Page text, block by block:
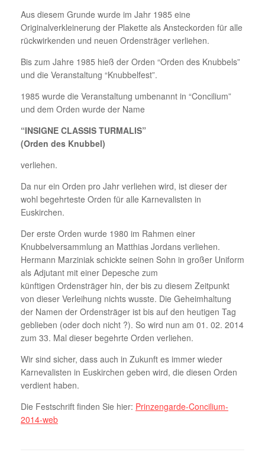
Aus diesem Grunde wurde im Jahr 1985 eine
Originalverkleinerung der Plakette als Ansteckorden für alle
rückwirkenden und neuen Ordensträger verliehen.
Bis zum Jahre 1985 hieß der Orden “Orden des Knubbels”
und die Veranstaltung “Knubbelfest”.
1985 wurde die Veranstaltung umbenannt in “Concilium”
und dem Orden wurde der Name
“INSIGNE CLASSIS TURMALIS”
(Orden des Knubbel)
verliehen.
Da nur ein Orden pro Jahr verliehen wird, ist dieser der
wohl begehrteste Orden für alle Karnevalisten in
Euskirchen.
Der erste Orden wurde 1980 im Rahmen einer
Knubbelversammlung an Matthias Jordans verliehen.
Hermann Marziniak schickte seinen Sohn in großer Uniform
als Adjutant mit einer Depesche zum
künftigen Ordensträger hin, der bis zu diesem Zeitpunkt
von dieser Verleihung nichts wusste. Die Geheimhaltung
der Namen der Ordensträger ist bis auf den heutigen Tag
geblieben (oder doch nicht ?). So wird nun am 01. 02. 2014
zum 33. Mal dieser begehrte Orden verliehen.
Wir sind sicher, dass auch in Zukunft es immer wieder
Karnevalisten in Euskirchen geben wird, die diesen Orden
verdient haben.
Die Festschrift finden Sie hier: Prinzengarde-Concilium-
2014-web